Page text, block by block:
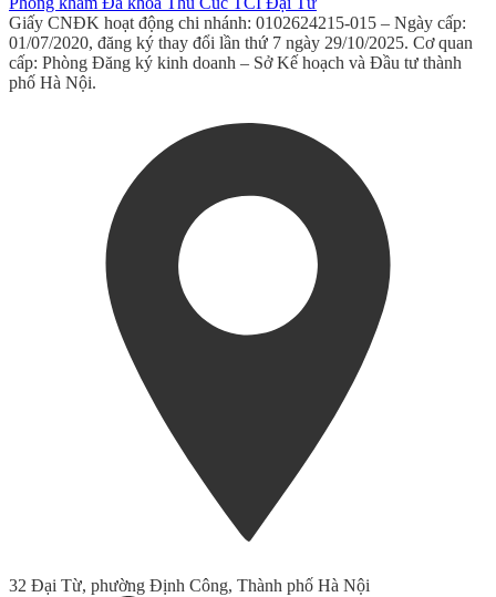
Giấy CNĐK hoạt động chi nhánh: 0102624215-015 – Ngày cấp:
01/07/2020, đăng ký thay đổi lần thứ 7 ngày 29/10/2025. Cơ quan
cấp: Phòng Đăng ký kinh doanh – Sở Kế hoạch và Đầu tư thành
phố Hà Nội.
32 Đại Từ, phường Định Công, Thành phố Hà Nội